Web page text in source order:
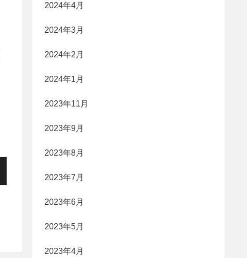
2024年4月
2024年3月
2024年2月
2024年1月
2023年11月
2023年9月
2023年8月
2023年7月
2023年6月
2023年5月
2023年4月